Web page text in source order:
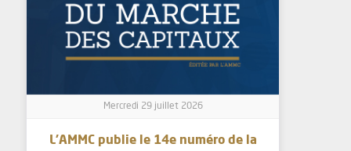
Mercredi 29 juillet 2026
L’AMMC publie le 14e numéro de la